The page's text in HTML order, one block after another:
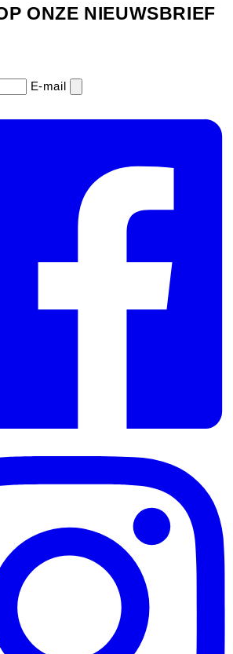
ONZE NIEUWSBRIEF
E‑mail